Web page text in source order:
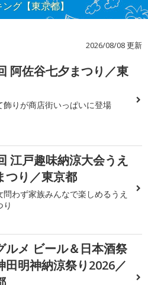
グ【東京都】
2026/08/08 更新
阿佐谷七夕まつり／東
飾りが商店街いっぱいに登場
江戸趣味納涼大会うえ
つり／東京都
問わず家族みんなで楽しめるうえ
り
ルメ ビール＆日本酒祭
田明神納涼祭り2026／